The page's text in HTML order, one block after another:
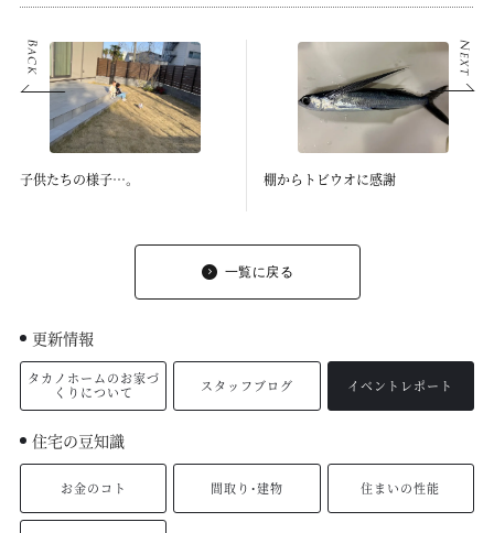
子供たちの様子…。 棚からトビウオに感謝
一覧に戻る
更新情報
タカノホームのお家づ
くりについて
スタッフブログ イベントレポート
住宅の豆知識
お金のコト 間取り・建物 住まいの性能